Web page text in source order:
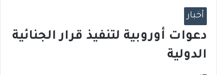
أخبار
دعوات أوروبية لتنفيذ قرار الجنائية
الدولية